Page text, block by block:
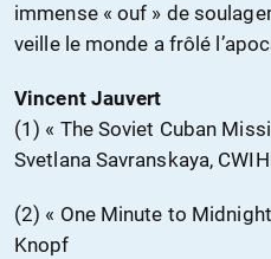
immense « ouf » de
veille le monde a frôlé
Vincent Jauvert
(1) « The Soviet Cuban
Svetlana Savranskaya,
(2) « One Minute to
Knopf